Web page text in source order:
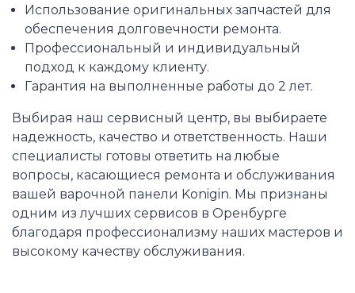
Использование оригинальных запчастей для
обеспечения долговечности ремонта.
Профессиональный и индивидуальный
подход к каждому клиенту.
Гарантия на выполненные работы до 2 лет.
Выбирая наш сервисный центр, вы выбираете
надежность, качество и ответственность. Наши
специалисты готовы ответить на любые
вопросы, касающиеся ремонта и обслуживания
вашей варочной панели Konigin. Мы признаны
одним из лучших сервисов в Оренбурге
благодаря профессионализму наших мастеров и
высокому качеству обслуживания.